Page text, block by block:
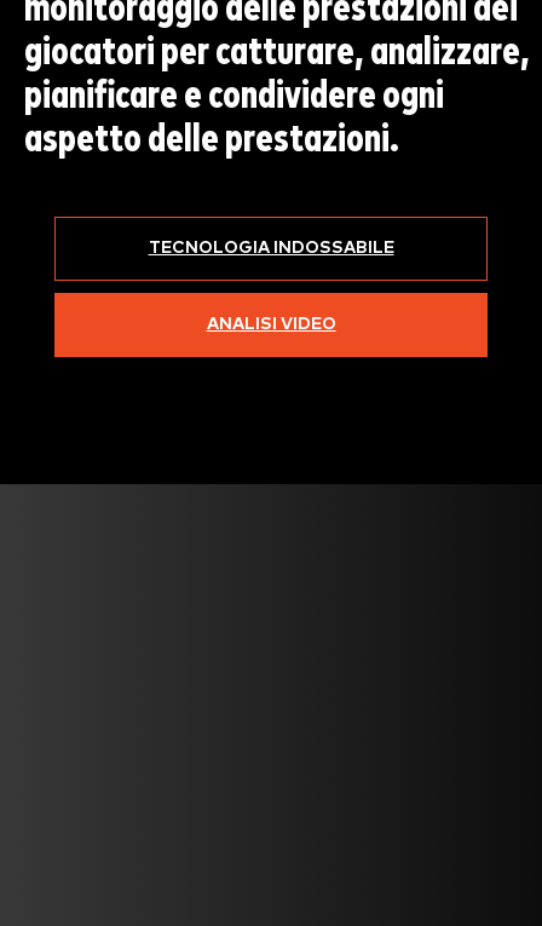
monitoraggio delle prestazioni dei
giocatori per catturare, analizzare,
pianificare e condividere ogni
aspetto delle prestazioni.
TECNOLOGIA INDOSSABILE
ANALISI VIDEO